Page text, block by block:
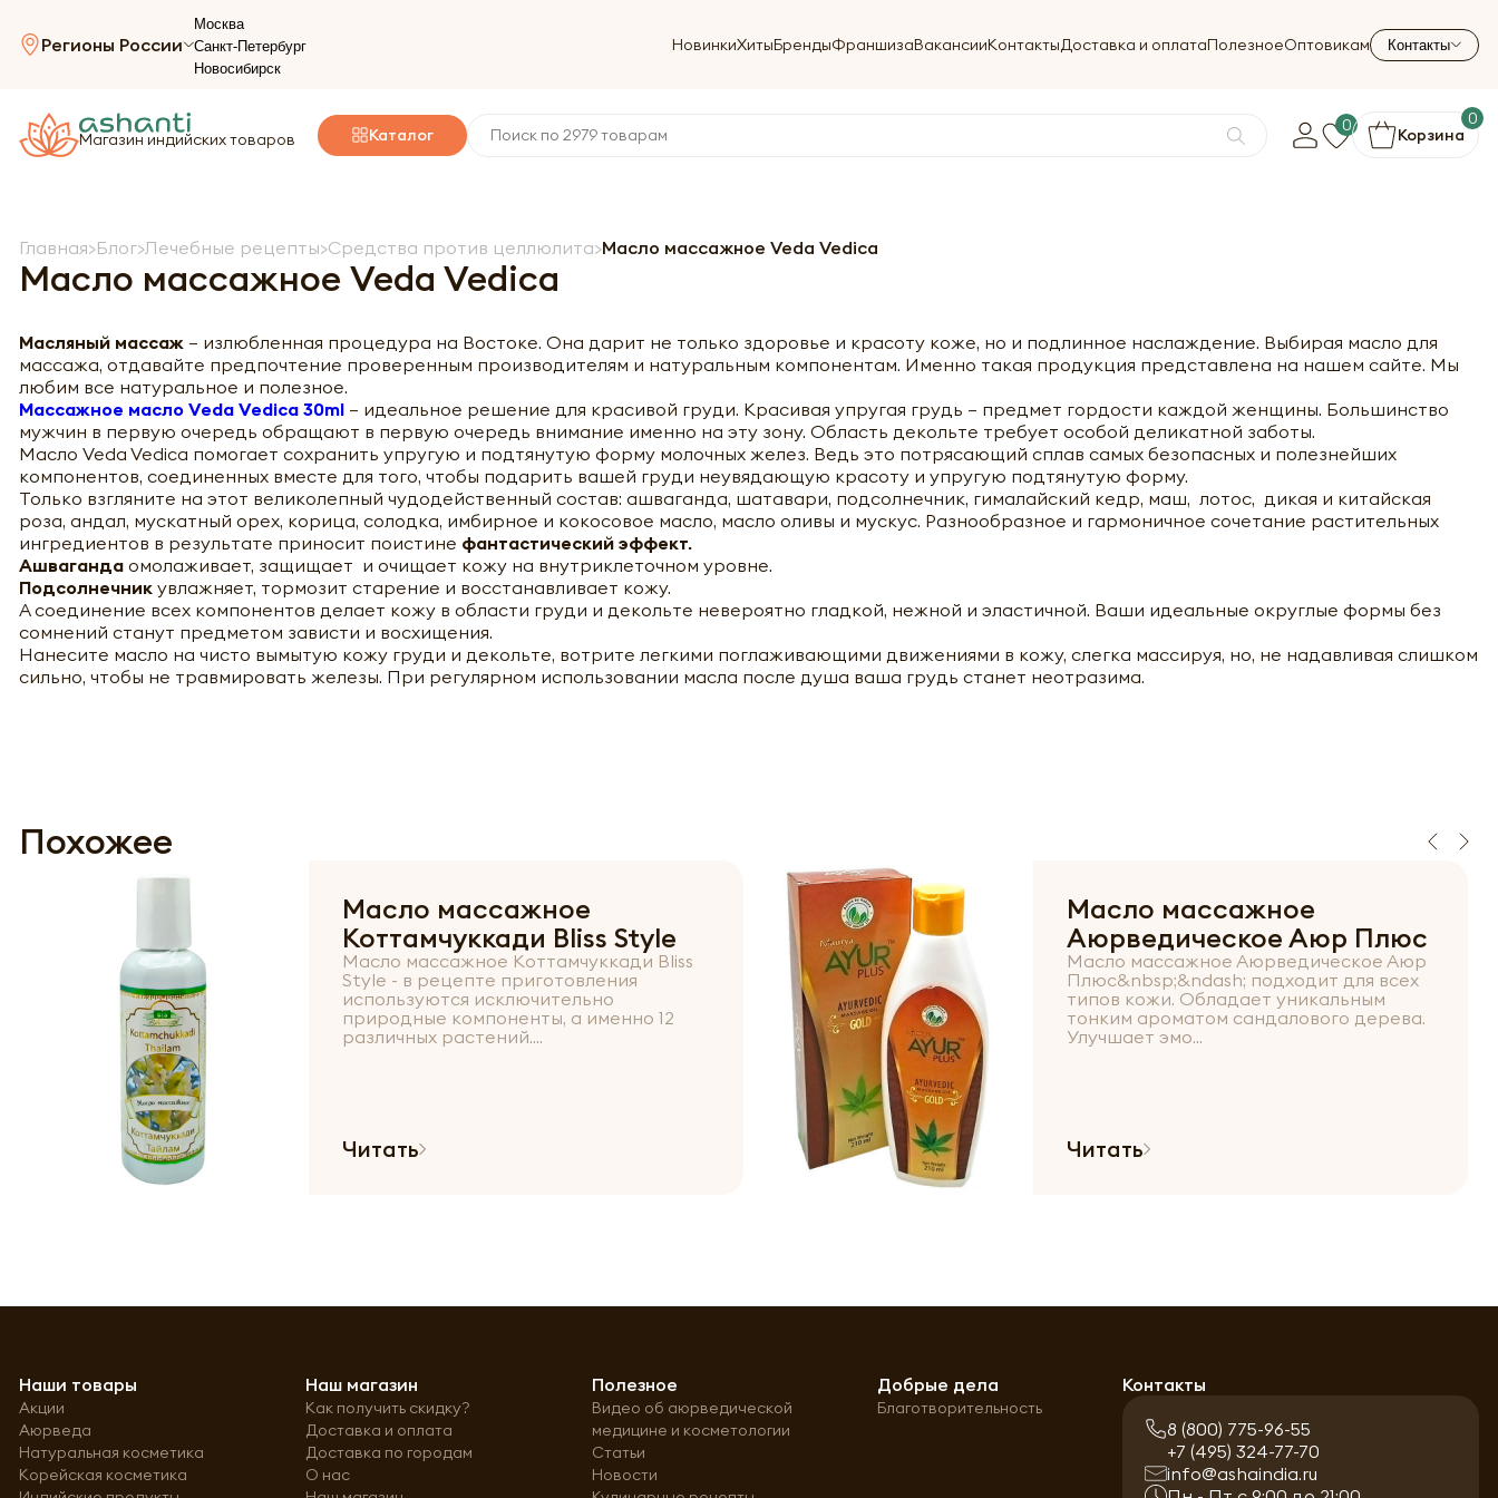
Регионы России
Москва
Санкт-Петербург
Новосибирск
НовинкиХитыБрендыФраншизаВакансииКонтактыДоставка и оплатаПолезноеОптовикам Контакты
Магазин индийских товаров Каталог 0 Корзина
0
Главная Блог Лечебные рецепты Средства против целлюлита Масло массажное Veda Vedica
Масло массажное Veda Vedica
Масляный массаж – излюбленная процедура на Востоке. Она дарит не только здоровье и красоту коже, но и подлинное наслаждение. Выбирая масло для
массажа, отдавайте предпочтение проверенным производителям и натуральным компонентам. Именно такая продукция представлена на нашем сайте. Мы
любим все натуральное и полезное.
Массажное масло Veda Vedica 30ml – идеальное решение для красивой груди. Красивая упругая грудь – предмет гордости каждой женщины. Большинство
мужчин в первую очередь обращают в первую очередь внимание именно на эту зону. Область декольте требует особой деликатной заботы.
Масло Veda Vedica помогает сохранить упругую и подтянутую форму молочных желез. Ведь это потрясающий сплав самых безопасных и полезнейших
компонентов, соединенных вместе для того, чтобы подарить вашей груди неувядающую красоту и упругую подтянутую форму.
Только взгляните на этот великолепный чудодейственный состав: ашваганда, шатавари, подсолнечник, гималайский кедр, маш, лотос, дикая и китайская
роза, андал, мускатный орех, корица, солодка, имбирное и кокосовое масло, масло оливы и мускус. Разнообразное и гармоничное сочетание растительных
ингредиентов в результате приносит поистине фантастический эффект.
Ашваганда омолаживает, защищает и очищает кожу на внутриклеточном уровне.
Подсолнечник увлажняет, тормозит старение и восстанавливает кожу.
А соединение всех компонентов делает кожу в области груди и декольте невероятно гладкой, нежной и эластичной. Ваши идеальные округлые формы без
сомнений станут предметом зависти и восхищения.
Нанесите масло на чисто вымытую кожу груди и декольте, вотрите легкими поглаживающими движениями в кожу, слегка массируя, но, не надавливая слишком
сильно, чтобы не травмировать железы. При регулярном использовании масла после душа ваша грудь станет неотразима.
Похожее
Масло массажное
Коттамчуккади Bliss Style
Масло массажное Коттамчуккади Bliss
Style - в рецепте приготовления
используются исключительно
природные компоненты, а именно 12
различных растений....
Читать
Масло массажное
Аюрведическое Аюр Плюс
Масло массажное Аюрведическое Аюр
Плюс&nbsp;&ndash; подходит для всех
типов кожи. Обладает уникальным
тонким ароматом сандалового дерева.
Улучшает эмо...
Читать
Наши товары
Акции
Аюрведа
Натуральная косметика
Корейская косметика
Наш магазин
Как получить скидку?
Доставка и оплата
Доставка по городам
О нас
Полезное
Видео об аюрведической
медицине и косметологии
Статьи
Новости
Добрые дела
Благотворительность
Контакты
8 (800) 775-96-55
+7 (495) 324-77-70
info@ashaindia.ru